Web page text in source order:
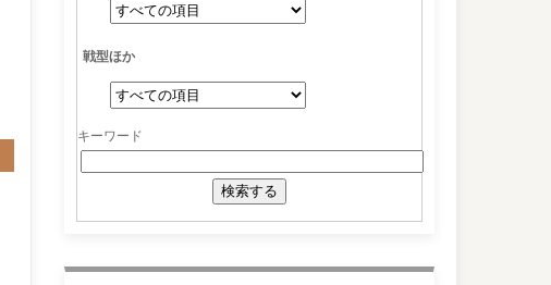
戦型ほか
キーワード